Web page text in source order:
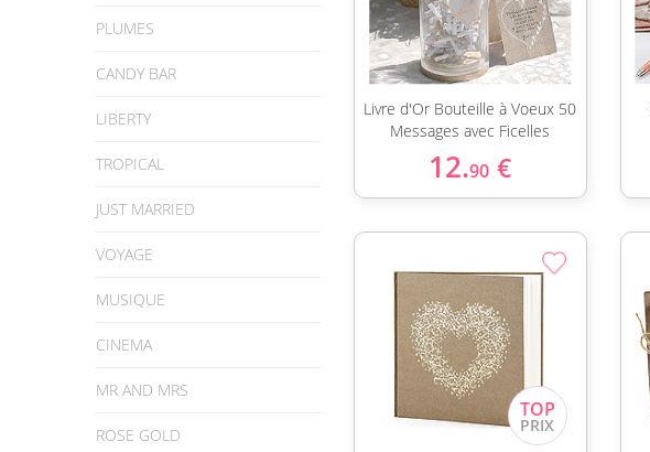
PLUMES
CANDY BAR
LIBERTY
TROPICAL
JUST MARRIED
VOYAGE
MUSIQUE
CINEMA
MR AND MRS
ROSE GOLD
Livre d'Or Bouteille à Voeux 50
Messages avec Ficelles
12.90 €